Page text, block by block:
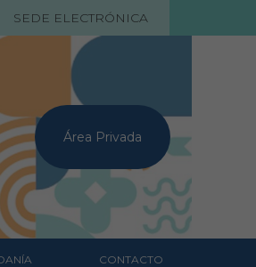
SEDE ELECTRÓNICA
Área Privada
CONTACTO